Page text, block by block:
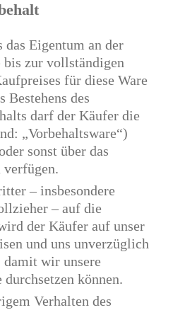
das Eigentum an der
bis zur vollständigen
für diese Ware
Bestehens des
darf der Käufer die
„Vorbehaltsware“)
sonst über das
– insbesondere
– auf die
der Käufer auf unser
und uns unverzüglich
wir unsere
können.
Verhalten des